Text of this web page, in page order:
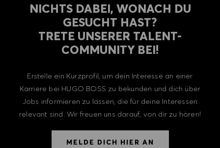
NICHTS DABEI, WONACH DU
GESUCHT HAST?
TRETE UNSERER TALENT-
COMMUNITY BEI!
Erstelle ein Kurzprofil, um dein Interesse an einer
Karriere bei HUGO BOSS zu bekunden und dich über
Jobs informieren zu lassen, die für deine Interessen
relevant sind. Wir freuen uns darauf, von dir zu hören!
MELDE DICH HIER AN